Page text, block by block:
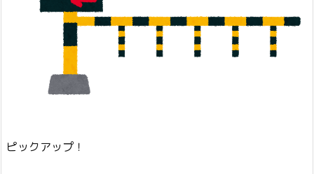
ピックアップ！